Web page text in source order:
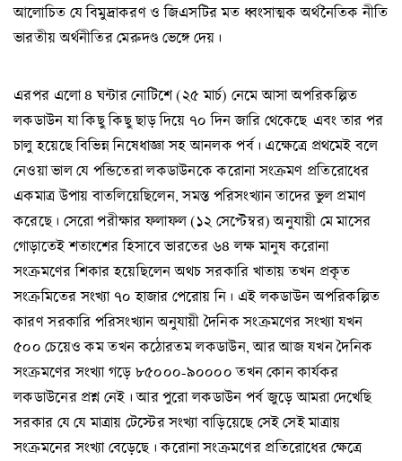
আলোচিত যে বিমুদ্রাকরণ ও জিএসটির মত ধ্বংসাত্মক অর্থনৈতিক নীতি
ভারতীয় অর্থনীতির মেরুদণ্ড ভেঙ্গে দেয়।
এরপর এলো ৪ ঘন্টার নোটিশে (২৫ মার্চ) নেমে আসা অপরিকল্পিত
লকডাউন যা কিছু কিছু ছাড় দিয়ে ৭০ দিন জারি থেকেছে এবং তার পর
চালু হয়েছে বিভিন্ন নিষেধাজ্ঞা সহ আনলক পর্ব। এক্ষেত্রে প্রথমেই বলে
নেওয়া ভাল যে পন্ডিতেরা লকডাউনকে করোনা সংক্রমণ প্রতিরোধের
একমাত্র উপায় বাতলিয়েছিলেন, সমস্ত পরিসংখ্যান তাদের ভুল প্রমাণ
করেছে। সেরো পরীক্ষার ফলাফল (১২ সেপ্টেম্বর) অনুযায়ী মে মাসের
গোড়াতেই শতাংশের হিসাবে ভারতের ৬৪ লক্ষ মানুষ করোনা
সংক্রমণের শিকার হয়েছিলেন অথচ সরকারি খাতায় তখন প্রকৃত
সংক্রমিতের সংখ্যা ৭০ হাজার পেরোয় নি। এই লকডাউন অপরিকল্পিত
কারণ সরকারি পরিসংখ্যান অনুযায়ী দৈনিক সংক্রমণের সংখ্যা যখন
৫০০ চেয়েও কম তখন কঠোরতম লকডাউন, আর আজ যখন দৈনিক
সংক্রমণের সংখ্যা গড়ে ৮৫০০০-৯০০০০ তখন কোন কার্যকর
লকডাউনের প্রশ্ন নেই। আর পুরো লকডাউন পর্ব জুড়ে আমরা দেখেছি
সরকার যে যে মাত্রায় টেস্টের সংখ্যা বাড়িয়েছে সেই সেই মাত্রায়
সংক্রমনের সংখ্যা বেড়েছে। করোনা সংক্রমণের প্রতিরোধের ক্ষেত্রে